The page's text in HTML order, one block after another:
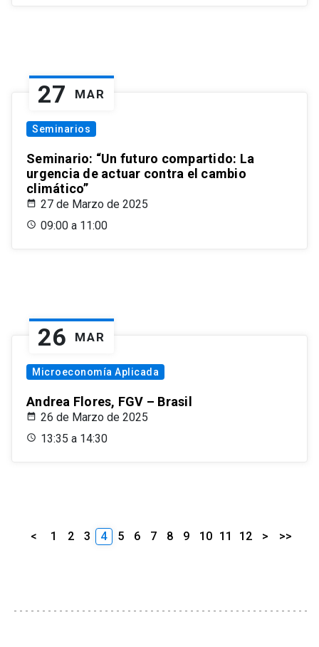
27 MAR
Seminarios
Seminario: “Un futuro compartido: La
urgencia de actuar contra el cambio
climático”
27 de Marzo de 2025
09:00 a 11:00
26 MAR
Microeconomía Aplicada
Andrea Flores, FGV – Brasil
26 de Marzo de 2025
13:35 a 14:30
< 1 2 3 4 5 6 7 8 9 10 11 12 > >>